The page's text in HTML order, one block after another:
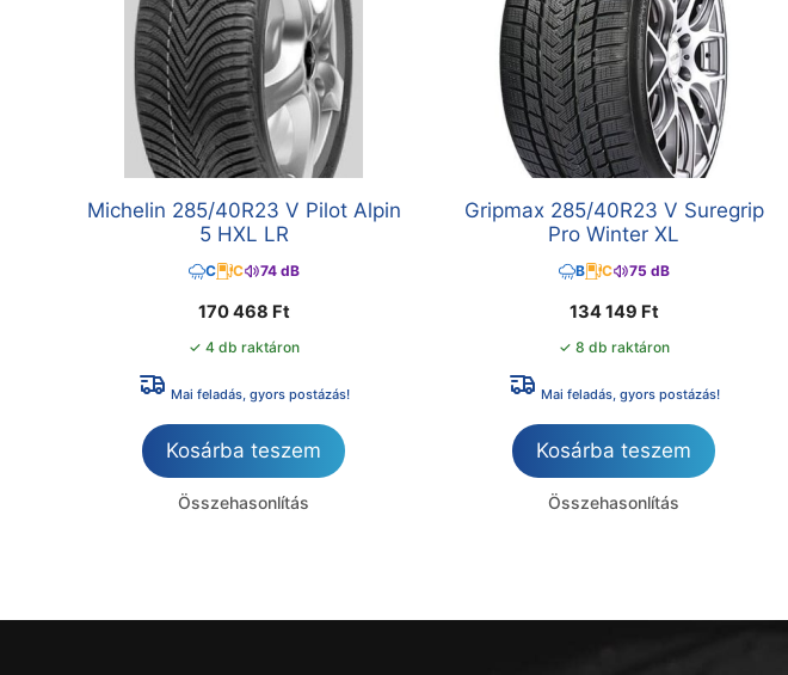
Michelin 285/40R23 V Pilot Alpin
5 HXL LR
C C 74 dB
170 468 Ft
✓ 4 db raktáron
Mai feladás, gyors postázás!
Kosárba teszem
Összehasonlítás
Gripmax 285/40R23 V Suregrip
Pro Winter XL
B C 75 dB
134 149 Ft
✓ 8 db raktáron
Mai feladás, gyors postázás!
Kosárba teszem
Összehasonlítás